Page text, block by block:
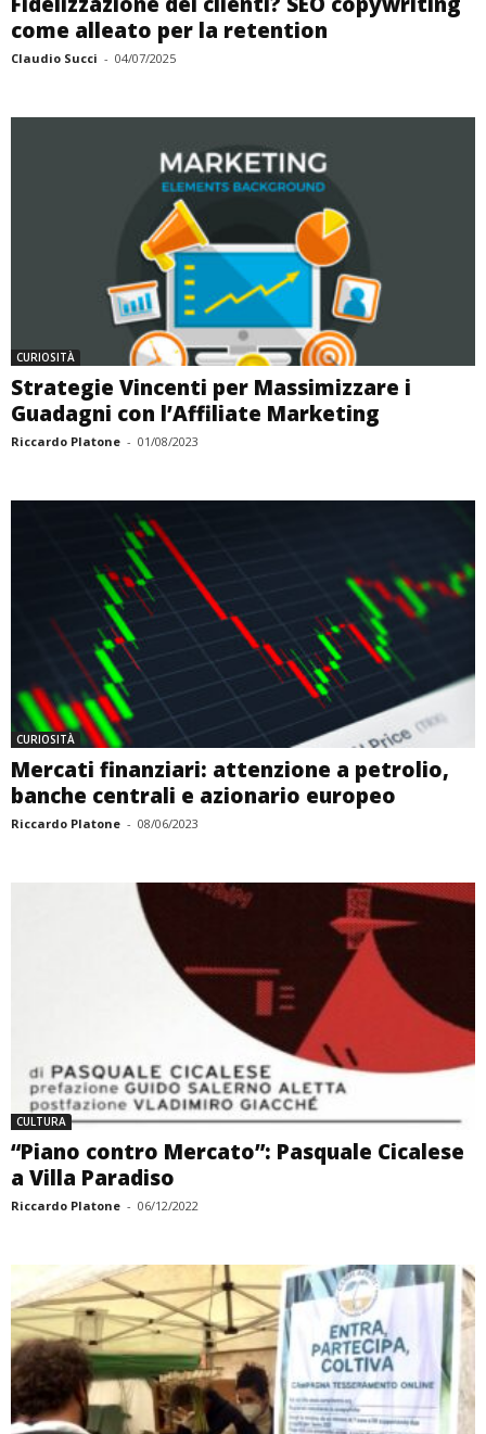
come alleato per la retention
Claudio Succi - 04/07/2025
CURIOSITÀ
Strategie Vincenti per Massimizzare i
Guadagni con l’Affiliate Marketing
Riccardo Platone - 01/08/2023
CURIOSITÀ
Mercati finanziari: attenzione a petrolio,
banche centrali e azionario europeo
Riccardo Platone - 08/06/2023
CULTURA
“Piano contro Mercato”: Pasquale Cicalese
a Villa Paradiso
Riccardo Platone - 06/12/2022